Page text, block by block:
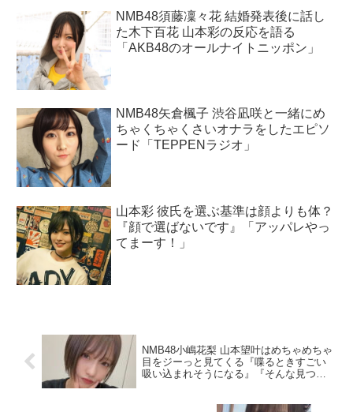
NMB48須藤凜々花 結婚発表後に話し
た木下百花 山本彩の反応を語る
「AKB48のオールナイトニッポン」
NMB48矢倉楓子 渋谷凪咲と一緒にめ
ちゃくちゃくさいオナラをしたエピソ
ード「TEPPENラジオ」
山本彩 彼氏を選ぶ基準は顔よりも体？
『顔で選ばないです』「アッパレやっ
てまーす！」
NMB48小嶋花梨 山本望叶はめちゃめちゃ
目をジーっと見てくる『喋るときすごい
吸い込まれそうになる』『そんな見つめ